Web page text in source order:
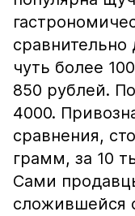
сравнительно
чуть более
850 рублей.
4000.
сравнения,
грамм, за 10
Сами
сложившейся